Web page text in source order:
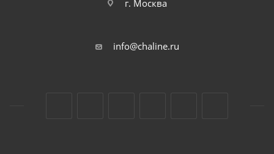
г. Москва
info@chaline.ru